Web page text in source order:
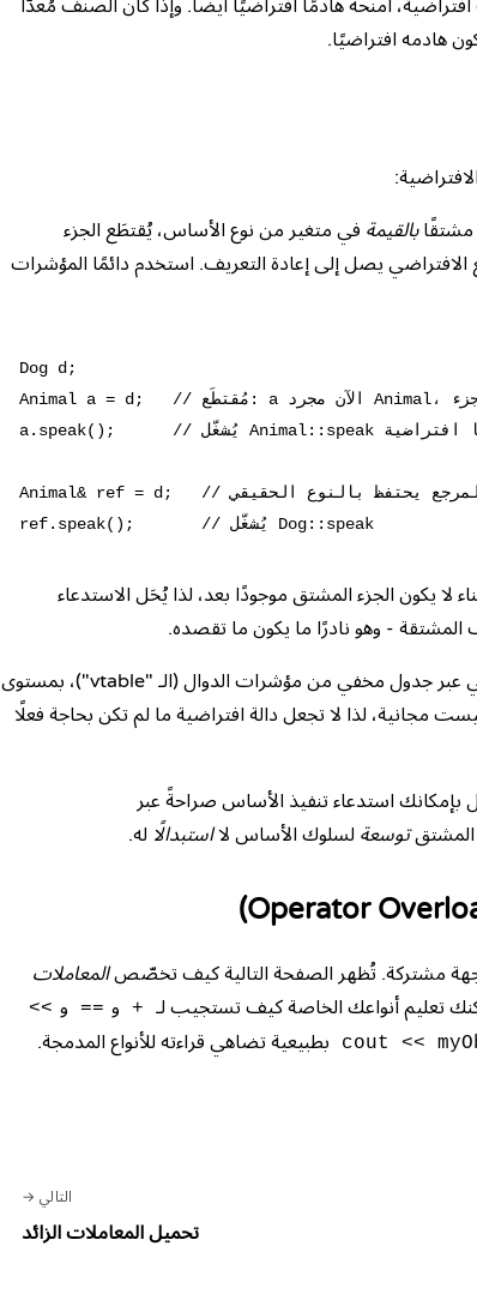
امنحه هادمًا افتراضيًا أيضًا. وإذا كان الصنف مُعدًّا
هادمه افتراضيًا.
مشتقًابالقيمة في متغير من نوع الأساس، يُقتطَع الجزء
يصل إلى إعادة التعريف. استخدم دائمًا المؤشرات
Dog d;
Animal a = d;   // مُقتطَع: a الآن مجرد Animal، وقد اختفى جزء Dog
a.speak();      // يُشغّل Animal::speak رغم أنها افتراضية
Animal& ref = d;   // سليم: المرجع يحتفظ بالنوع الحقيقي
لا يكون الجزء المشتق موجودًا بعد، لذا يُحَل الاستدعاء
المشتقة - وهو نادرًا ما يكون ما تقصده.
يمر كل استدعاء افتراضي عبر جدول مخفي من مؤشرات الدوال (الـ "vtable")، بمستوى
مجانية، لذا لا تجعل دالة افتراضية ما لم تكن بحاجة فعلًا
بإمكانك استدعاء تنفيذ الأساس صراحةً عبر
المشتقتوسعة لسلوك الأساس لااستبدالًا له.
مشتركة. تُظهر الصفحة التالية كيف تخصّصالمعاملات
تعليم أنواعك الخاصة كيف تستجيب لـ
+ و == و <<
cout << بطبيعية تضاهي قراءته للأنواع المدمجة.
التالي
تحميل المعاملات الزائد